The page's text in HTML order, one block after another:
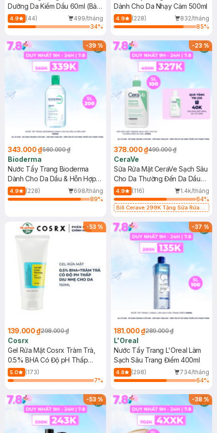
Dưỡng Da Kiềm Dầu 60ml (Bản
Mới)
4.9 (44)
499/tháng
34%
Dành Cho Da Nhạy Cảm 500ml
4.9 (228)
832/tháng
85%
-39%
343.000 ₫560.000 ₫
Bioderma
Nước Tẩy Trang Bioderma
Dành Cho Da Dầu & Hỗn Hợp
500ml
4.9 (228)
698/tháng
89%
-23%
378.000 ₫490.000 ₫
CeraVe
Sữa Rửa Mặt CeraVe Sạch Sâu
Cho Da Thường Đến Da Dầu
473ml
4.9 (116)
1.4k/tháng
64%
Bill Cerave 299K Tặng Sữa Rửa
-53 %
139.000 ₫298.000 ₫
Cosrx
Gel Rửa Mặt Cosrx Tràm Trà,
0.5% BHA Có Độ pH Thấp
150ml
5.0
(173)
7%
-37%
181.000 ₫289.000 ₫
L'Oreal
Nước Tẩy Trang L'Oreal Làm
Sạch Sâu Trang Điểm 400ml
4.8 (298)
734/tháng
64%
-53% -38%